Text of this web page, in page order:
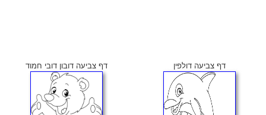
דף צביעה דולפין דף צביעה דובון דובי חמוד